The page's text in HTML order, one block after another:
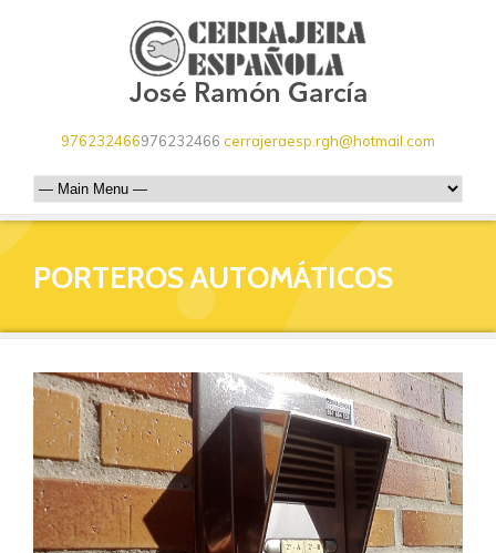
976232466976232466 cerrajeraesp.rgh@hotmail.com
PORTEROS AUTOMÁTICOS